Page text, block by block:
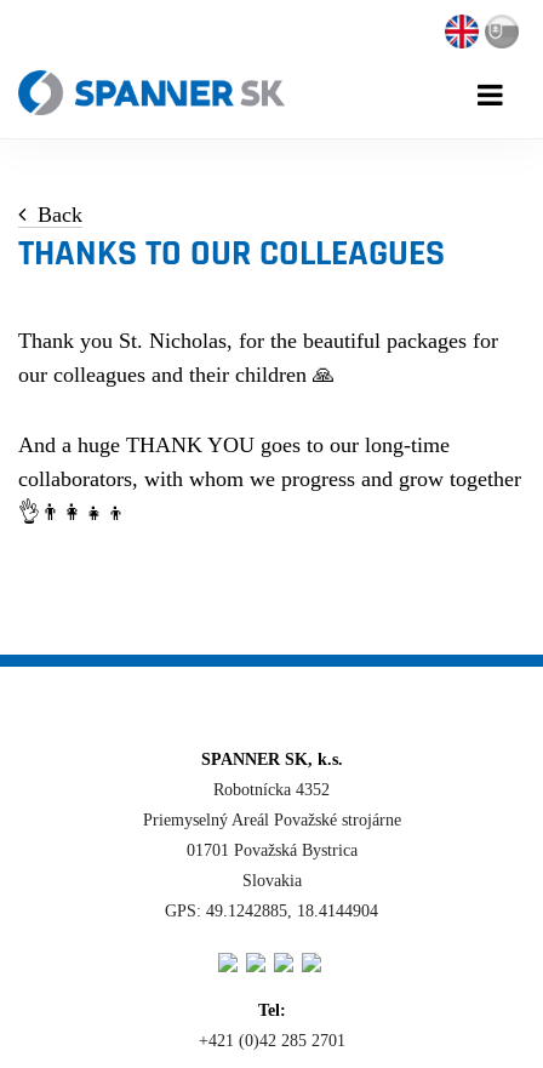
Back
THANKS TO OUR COLLEAGUES
Thank you St. Nicholas, for the beautiful packages for
our colleagues and their children 🙏
And a huge THANK YOU goes to our long-time
collaborators, with whom we progress and grow together
👌👨‍👩‍👧‍👦
SPANNER SK, k.s.
Robotnícka 4352
Priemyselný Areál Považské strojárne
01701 Považská Bystrica
Slovakia
GPS: 49.1242885, 18.4144904
Tel:
+421 (0)42 285 2701